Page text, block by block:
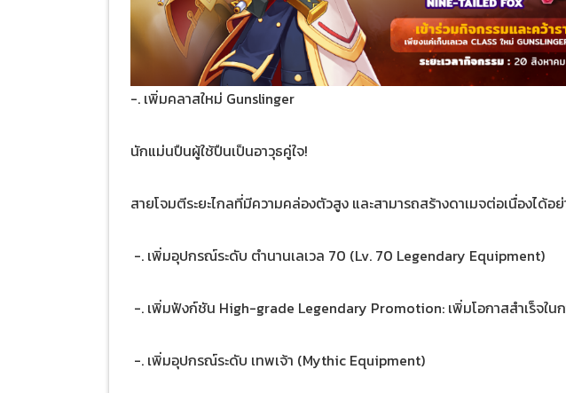
-. เพิ่มคลาสใหม่ Gunslinger
นักแม่นปืนผู้ใช้ปืนเป็นอาวุธคู่ใจ!
สายโจมตีระยะไกลที่มีความคล่องตัวสูง และสามารถสร้างดาเมจต่อเนื่องได้อ
-. เพิ่มอุปกรณ์ระดับ ตำนานเลเวล 70 (Lv. 70 Legendary Equipment)
-. เพิ่มฟังก์ชัน High-grade Legendary Promotion: เพิ่มโอกาสสำเร็จใ
-. เพิ่มอุปกรณ์ระดับ เทพเจ้า (Mythic Equipment)